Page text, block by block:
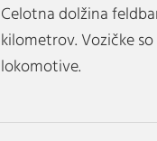
Celotna dolžina
kilometrov. Vozičke
lokomotive.